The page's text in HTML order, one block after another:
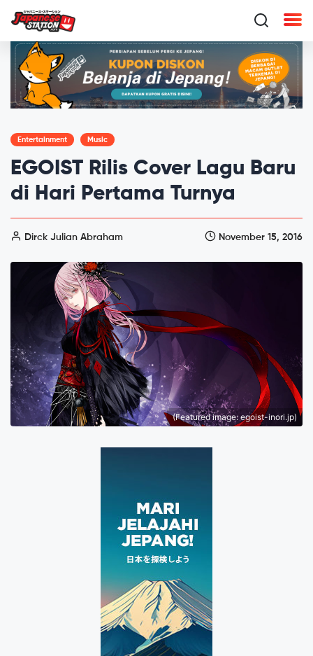
Entertainment Music
EGOIST Rilis Cover Lagu Baru
di Hari Pertama Turnya
Dirck Julian Abraham November 15, 2016
(Featured image: egoist-inori.jp)